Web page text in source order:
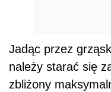
Jadąc przez
należy starać się
zbliżony